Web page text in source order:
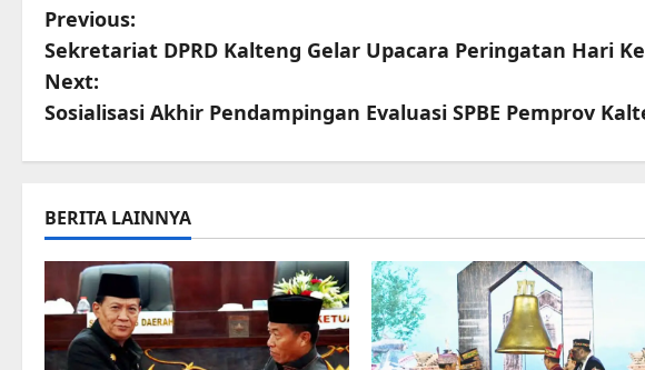
P
o
s
t
n
a
v
i
Previous:
Sekretariat DPRD Kalteng Gelar Upacara Peringatan Hari
Next:
Sosialisasi Akhir Pendampingan Evaluasi SPBE Pemprov
BERITA LAINNYA